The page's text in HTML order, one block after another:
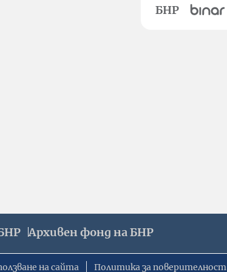
БНР
Архивен фонд на БНР
на сайта Политика за поверителност